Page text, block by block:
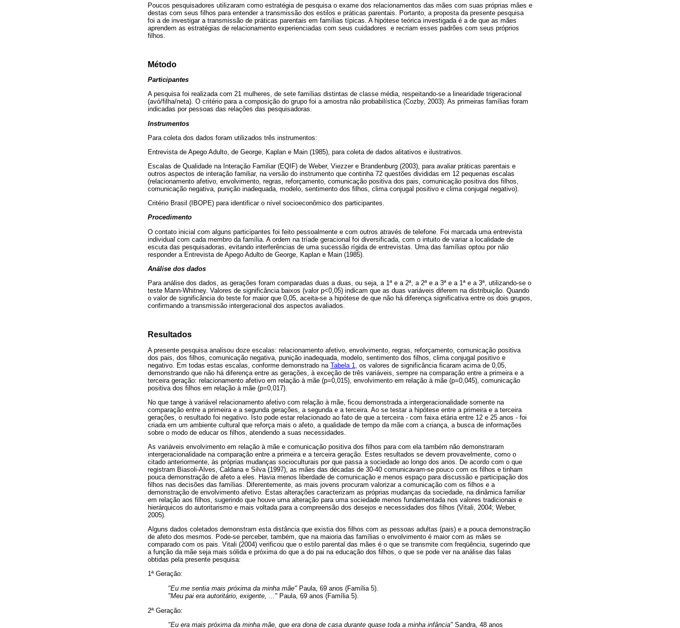
Poucos pesquisadores utilizaram como estratégia de pesquisa o exame dos relacionamentos das mães com suas próprias mães e
destas com seus filhos para entender a transmissão dos estilos e práticas parentais. Portanto, a proposta da presente pesquisa
foi a de investigar a transmissão de práticas parentais em famílias típicas. A hipótese teórica investigada é a de que as mães
aprendem as estratégias de relacionamento experienciadas com seus cuidadores e recriam esses padrões com seus próprios
filhos.
Método
Participantes
A pesquisa foi realizada com 21 mulheres, de sete famílias distintas de classe média, respeitando-se a linearidade trigeracional
(avó/filha/neta). O critério para a composição do grupo foi a amostra não probabilística (Cozby, 2003). As primeiras famílias foram
indicadas por pessoas das relações das pesquisadoras.
Instrumentos
Para coleta dos dados foram utilizados três instrumentos:
Entrevista de Apego Adulto, de George, Kaplan e Main (1985), para coleta de dados alitativos e ilustrativos.
Escalas de Qualidade na Interação Familiar (EQIF) de Weber, Viezzer e Brandenburg (2003), para avaliar práticas parentais e
outros aspectos de interação familiar, na versão do instrumento que continha 72 questões divididas em 12 pequenas escalas
(relacionamento afetivo, envolvimento, regras, reforçamento, comunicação positiva dos pais, comunicação positiva dos filhos,
comunicação negativa, punição inadequada, modelo, sentimento dos filhos, clima conjugal positivo e clima conjugal negativo).
Critério Brasil (IBOPE) para identificar o nível socioeconômico dos participantes.
Procedimento
O contato inicial com alguns participantes foi feito pessoalmente e com outros através de telefone. Foi marcada uma entrevista
individual com cada membro da família. A ordem na tríade geracional foi diversificada, com o intuito de variar a localidade de
escuta das pesquisadoras, evitando interferências de uma sucessão rígida de entrevistas. Uma das famílias optou por não
responder a Entrevista de Apego Adulto de George, Kaplan e Main (1985).
Análise dos dados
Para análise dos dados, as gerações foram comparadas duas a duas, ou seja, a 1ª e a 2ª, a 2ª e a 3ª e a 1ª e a 3ª, utilizando-se o
teste Mann-Whitney. Valores de significância baixos (valor p<0,05) indicam que as duas variáveis diferem na distribuição. Quando
o valor de significância do teste for maior que 0,05, aceita-se a hipótese de que não há diferença significativa entre os dois grupos,
confirmando a transmissão intergeracional dos aspectos avaliados.
Resultados
A presente pesquisa analisou doze escalas: relacionamento afetivo, envolvimento, regras, reforçamento, comunicação positiva
dos pais, dos filhos, comunicação negativa, punição inadequada, modelo, sentimento dos filhos, clima conjugal positivo e
negativo. Em todas estas escalas, conforme demonstrado na Tabela 1
, os valores de significância ficaram acima de 0,05,
demonstrando que não há diferença entre as gerações, à exceção de três variáveis, sempre na comparação entre a primeira e a
terceira geração: relacionamento afetivo em relação à mãe (p=0,015), envolvimento em relação à mãe (p=0,045), comunicação
positiva dos filhos em relação à mãe (p=0,017).
No que tange à variável relacionamento afetivo com relação à mãe, ficou demonstrada a intergeracionalidade somente na
comparação entre a primeira e a segunda gerações, a segunda e a terceira. Ao se testar a hipótese entre a primeira e a terceira
gerações, o resultado foi negativo. Isto pode estar relacionado ao fato de que a terceira - com faixa etária entre 12 e 25 anos - foi
criada em um ambiente cultural que reforça mais o afeto, a qualidade de tempo da mãe com a criança, a busca de informações
sobre o modo de educar os filhos, atendendo a suas necessidades.
As variáveis envolvimento em relação à mãe e comunicação positiva dos filhos para com ela também não demonstraram
intergeracionalidade na comparação entre a primeira e a terceira geração. Estes resultados se devem provavelmente, como o
citado anteriormente, às próprias mudanças socioculturais por que passa a sociedade ao longo dos anos. De acordo com o que
registram Biasoli-Alves, Caldana e Silva (1997), as mães das décadas de 30-40 comunicavam-se pouco com os filhos e tinham
pouca demonstração de afeto a eles. Havia menos liberdade de comunicação e menos espaço para discussão e participação dos
filhos nas decisões das famílias. Diferentemente, as mais jovens procuram valorizar a comunicação com os filhos e a
demonstração de envolvimento afetivo. Estas alterações caracterizam as próprias mudanças da sociedade, na dinâmica familiar
em relação aos filhos, sugerindo que houve uma alteração para uma sociedade menos fundamentada nos valores tradicionais e
hierárquicos do autoritarismo e mais voltada para a compreensão dos desejos e necessidades dos filhos (Vitali, 2004; Weber,
2005).
Alguns dados coletados demonstram esta distância que existia dos filhos com as pessoas adultas (pais) e a pouca demonstração
de afeto dos mesmos. Pode-se perceber, também, que na maioria das famílias o envolvimento é maior com as mães se
comparado com os pais. Vitali (2004) verificou que o estilo parental das mães é o que se transmite com freqüência, sugerindo que
a função da mãe seja mais sólida e próxima do que a do pai na educação dos filhos, o que se pode ver na análise das falas
obtidas pela presente pesquisa:
1ª Geração:
"Eu me sentia mais próxima da minha mãe" Paula, 69 anos (Família 5).
"Meu pai era autoritário, exigente, ..." Paula, 69 anos (Família 5).
2ª Geração:
"Eu era mais próxima da minha mãe, que era dona de casa durante quase toda a minha infância" Sandra, 48 anos